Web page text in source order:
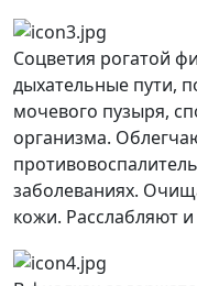
Соцветия рогатой
дыхательные пути,
мочевого пузыря,
организма.
заболеваниях.
кожи. Расслабляют